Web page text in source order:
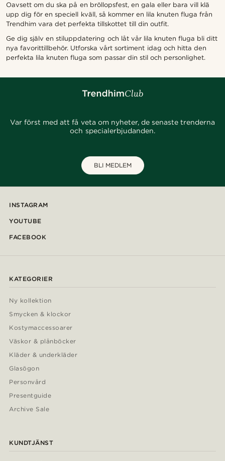
Oavsett om du ska på en bröllopsfest, en gala eller bara vill klä
upp dig för en speciell kväll, så kommer en lila knuten fluga från
Trendhim vara det perfekta tillskottet till din outfit.
Ge dig själv en stiluppdatering och låt vår lila knuten fluga bli ditt
nya favorittillbehör. Utforska vårt sortiment idag och hitta den
perfekta lila knuten fluga som passar din stil och personlighet.
Var först med att få veta om nyheter, de senaste trenderna
och specialerbjudanden.
BLI MEDLEM
INSTAGRAM
YOUTUBE
FACEBOOK
KATEGORIER
Ny kollektion
Smycken & klockor
Kostymaccessoarer
Väskor & plånböcker
Kläder & underkläder
Glasögon
Personvård
Presentguide
Archive Sale
KUNDTJÄNST